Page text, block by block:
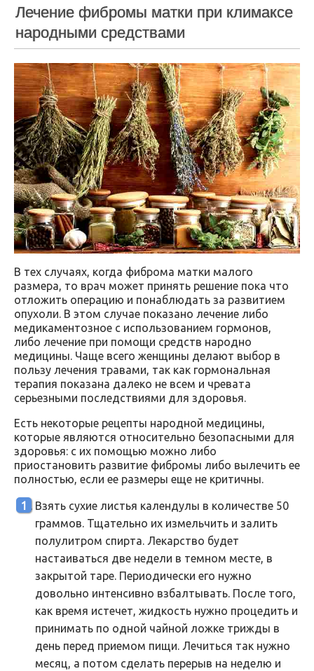
Лечение фибромы матки при климаксе
народными средствами
В тех случаях, когда фиброма матки малого
размера, то врач может принять решение пока что
отложить операцию и понаблюдать за развитием
опухоли. В этом случае показано лечение либо
медикаментозное с использованием гормонов,
либо лечение при помощи средств народно
медицины. Чаще всего женщины делают выбор в
пользу лечения травами, так как гормональная
терапия показана далеко не всем и чревата
серьезными последствиями для здоровья.
Есть некоторые рецепты народной медицины,
которые являются относительно безопасными для
здоровья: с их помощью можно либо
приостановить развитие фибромы либо вылечить ее
полностью, если ее размеры еще не критичны.
Взять сухие листья календулы в количестве 50
граммов. Тщательно их измельчить и залить
полулитром спирта. Лекарство будет
настаиваться две недели в темном месте, в
закрытой таре. Периодически его нужно
довольно интенсивно взбалтывать. После того,
как время истечет, жидкость нужно процедить и
принимать по одной чайной ложке трижды в
день перед приемом пищи. Лечиться так нужно
месяц, а потом сделать перерыв на неделю и